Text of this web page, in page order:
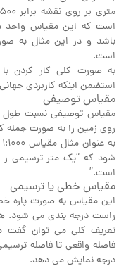
است که این مقیاس واحد
باشد و در این مثال به
است.
به صورت کلی کار کردن
استضمن اینکه کاربردی
مقیاس توصیفی
مقیاس توصیفی نسبت طول
روی زمین را به صورت جمله
شود که “یک متر ترسیمی ر
است.”
مقیاس خطی یا ترسیمی
این مقیاس به صورت پاره
راست درجه بندی می شود.
تعریف کلی می توان گفت
فاصله واقعی تا فاصله
درجه نمایش می دهد.